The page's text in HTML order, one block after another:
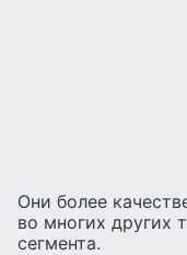
Они более
во многих других
сегмента.